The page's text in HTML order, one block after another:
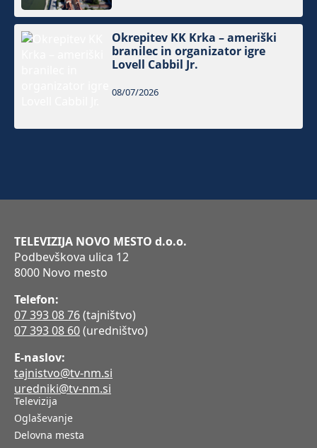
Okrepitev KK Krka – ameriški
branilec in organizator igre
Lovell Cabbil Jr.
08/07/2026
TELEVIZIJA NOVO MESTO d.o.o.
Podbevškova ulica 12
8000 Novo mesto
Telefon:
07 393 08 76(tajništvo)
07 393 08 60(uredništvo)
E-naslov:
tajnistvo@tv-nm.si
uredniki@tv-nm.si
Televizija
Oglaševanje
Delovna mesta